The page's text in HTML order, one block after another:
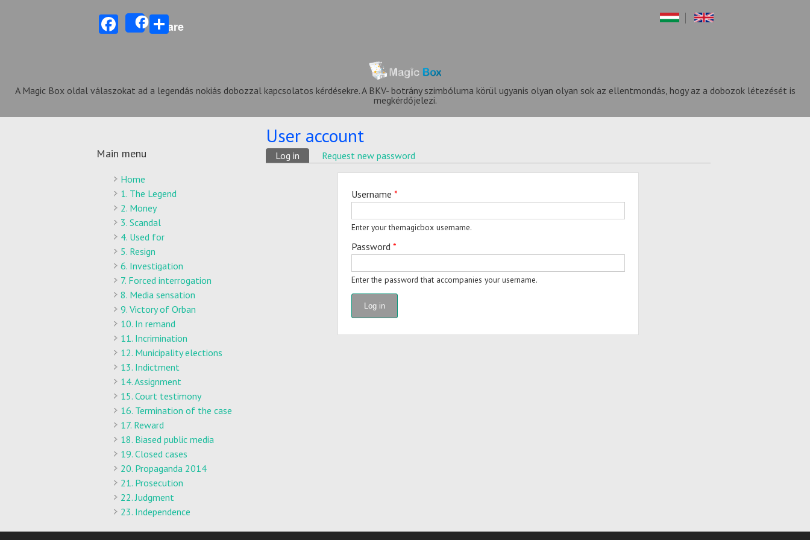
Facebook
ShareShare
A Magic Box oldal válaszokat ad a legendás nokiás dobozzal kapcsolatos kérdésekre. A BKV- botrány szimbóluma körül ugyanis olyan olyan sok az ellentmondás, hogy az a dobozok létezését is
megkérdőjelezi.
Main menu
Home
1. The Legend
2. Money
3. Scandal
4. Used for
5. Resign
6. Investigation
7. Forced interrogation
8. Media sensation
9. Victory of Orban
10. In remand
11. Incrimination
12. Municipality elections
13. Indictment
14. Assignment
15. Court testimony
16. Termination of the case
17. Reward
18. Biased public media
19. Closed cases
20. Propaganda 2014
21. Prosecution
22. Judgment
23. Independence
User account
Primary tabs
Log in (active tab)
Request new password
Username*
Enter your themagicbox username.
Password*
Enter the password that accompanies your username.